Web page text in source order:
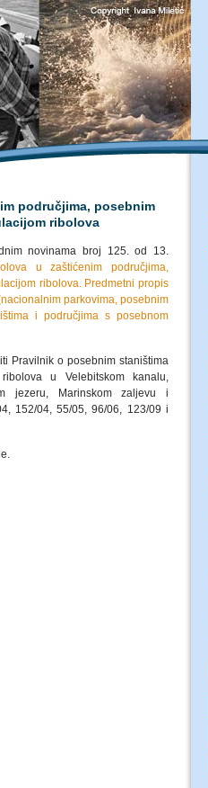
područjima, posebnim
ribolova
novinama broj 125. od 13.
u zaštićenim područjima,
ribolova. Predmetni propis
parkovima, posebnim
i područjima s posebnom
Pravilnik o posebnim staništima
u Velebitskom kanalu,
jezeru, Marinskom zaljevu i
152/04, 55/05, 96/06, 123/09 i